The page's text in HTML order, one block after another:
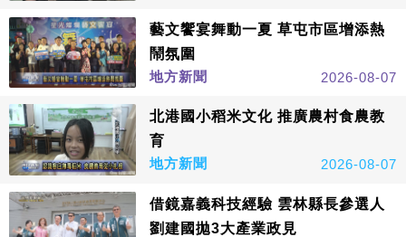
藝文饗宴舞動一夏 草屯市區增添熱
鬧氛圍
地方新聞
2026-08-07
北港國小稻米文化 推廣農村食農教
育
地方新聞
2026-08-07
借鏡嘉義科技經驗 雲林縣長參選人
劉建國拋3大產業政見